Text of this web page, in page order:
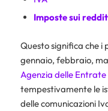
Imposte sui
Questo significa che
gennaio, febbraio,
Agenzia delle Entrate
tempestivamente le
delle comunicazioni